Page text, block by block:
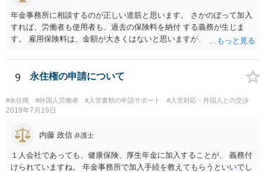
年金事務所に相談するのが正しい道筋と思います。 さかのぼって加入
すれば、労働者も使用者も、過去の保険料を納付 する義務が生じま
す。 雇用保険料は、金額が大きくはないと思いますが、社会保険はか
難しい問題の一つなので、年金事務所および必要に応じて社労士にも
相談されるといいでしょう。
9 永住権の申請について
#永住権 #外国人労働者 #入管書類の申請サポート #入管対応・外国人との交渉
2019年7月19日
内藤 政信 弁護士
１人会社であっても、健康保険、厚生年金に加入することが、 義務付
けられていますね。 年金事務所で加入手続を教えてもらうといいでし